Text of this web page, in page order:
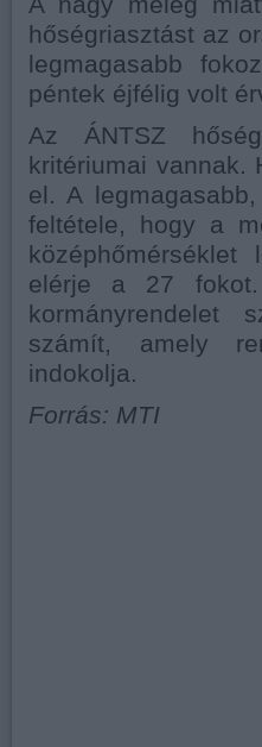
hőségriasztást az
legmagasabb
péntek éjfélig volt
Az ÁNTSZ
kritériumai vannak.
el. A
feltétele, hogy a
elérje a 27
kormányrendelet
számít, amely
indokolja.
Forrás: MTI